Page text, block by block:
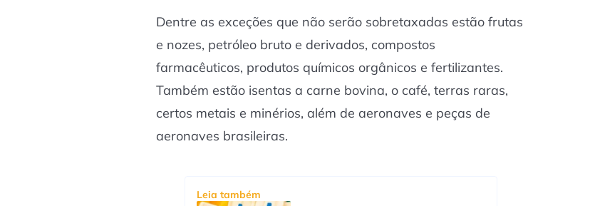
Dentre as exceções que não serão sobretaxadas estão frutas
e nozes, petróleo bruto e derivados, compostos
farmacêuticos, produtos químicos orgânicos e fertilizantes.
Também estão isentas a carne bovina, o café, terras raras,
certos metais e minérios, além de aeronaves e peças de
aeronaves brasileiras.
Leia também